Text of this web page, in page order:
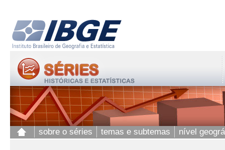
sobre o séries temas e subtemas nível